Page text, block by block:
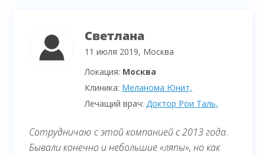
Светлана
11 июля 2019, Москва
Локация: Москва
Клиника: Меланома Юнит,
Лечащий врач:Доктор Рои Таль,
Сотрудничаю с этой компанией с 2013 года.
Бывали конечно и небольшие «ляпы», но как